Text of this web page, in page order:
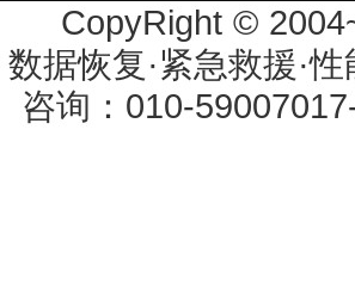
CopyRight ©
数据恢复·紧急救援·
咨询：010-